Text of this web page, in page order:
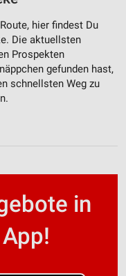
hier findest Du
Die aktuellsten
Prospekten
gefunden hast,
schnellsten Weg zu
in